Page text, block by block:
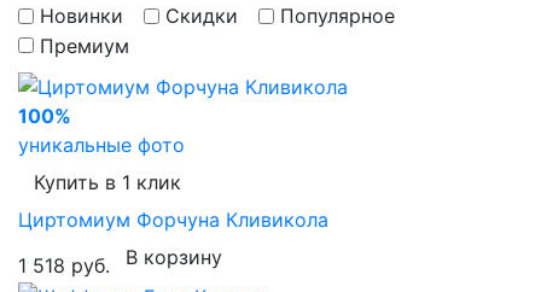
Новинки
Скидки
Популярное
Премиум
100%
уникальные фото
Купить в 1 клик
Циртомиум Форчуна Кливикола
1 518 руб.
В корзину